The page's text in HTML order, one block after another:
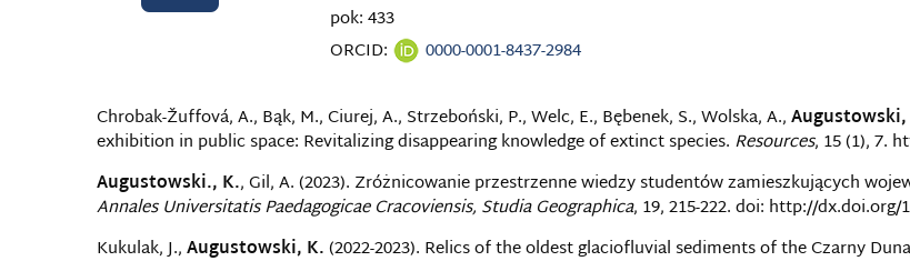
pok: 433
ORCID:
0000-0001-8437-2984
Chrobak-Žuffová, A., Bąk, M., Ciurej, A., Strzeboński, P., Welc, E., Bębenek, S., Wolska, A.,Augustowski,
exhibition in public space: Revitalizing disappearing knowledge of extinct species. Resources, 15 (1), 7.
Augustowski., K., Gil, A. (2023). Zróżnicowanie przestrzenne wiedzy studentów zamieszkujących
Annales Universitatis Paedagogicae Cracoviensis, Studia Geographica, 19, 215-222. doi: http://dx.doi.org/
Kukulak, J.,Augustowski, K.(2022-2023). Relics of the oldest glaciofluvial sediments of the Czarny